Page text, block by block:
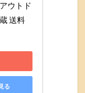
ウトド
送料
る